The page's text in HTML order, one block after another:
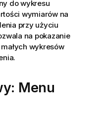
do wykresu
wymiarów na
przy użyciu
na pokazanie
wykresów
Menu